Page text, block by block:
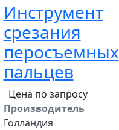
Инструмент
срезания
перосъемных
пальцев
Цена по запросу
Производитель
Голландия